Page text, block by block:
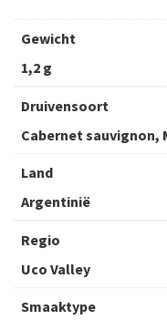
Gewicht
1,2 g
Druivensoort
Cabernet sauvignon,
Land
Argentinië
Regio
Uco Valley
Smaaktype